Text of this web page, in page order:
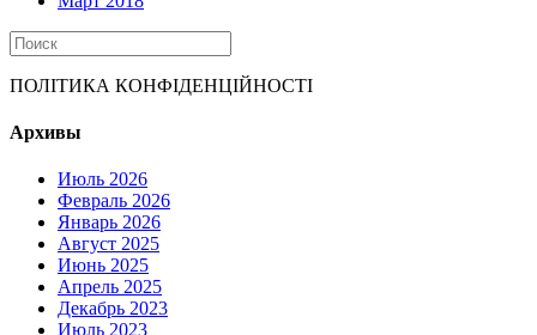
ПОЛІТИКА КОНФІДЕНЦІЙНОСТІ
Архивы
Июль 2026
Февраль 2026
Январь 2026
Август 2025
Июнь 2025
Апрель 2025
Декабрь 2023
Июль 2023